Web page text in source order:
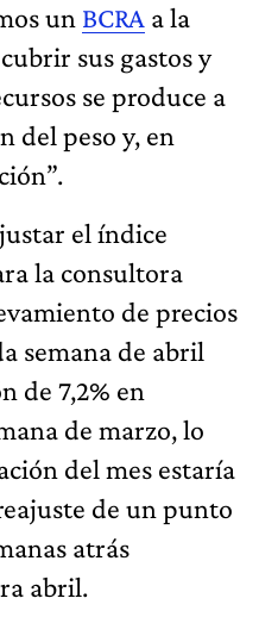
un BCRA a la
sus gastos y
se produce a
del peso y, en
el índice
la consultora
de precios
semana de abril
de 7,2% en
de marzo, lo
del mes estaría
de un punto
atrás
abril.